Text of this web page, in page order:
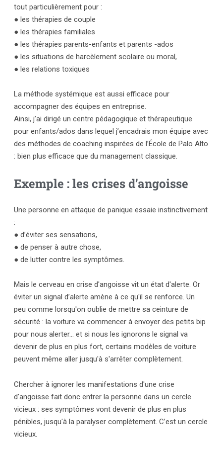
tout particulièrement pour :
● les thérapies de couple
● les thérapies familiales
● les thérapies parents-enfants et parents -ados
● les situations de harcèlement scolaire ou moral,
● les relations toxiques
La méthode systémique est aussi efficace pour
accompagner des équipes en entreprise.
Ainsi, j’ai dirigé un centre pédagogique et thérapeutique
pour enfants/ados dans lequel j’encadrais mon équipe avec
des méthodes de coaching inspirées de l’École de Palo Alto
: bien plus efficace que du management classique.
Exemple : les crises d’angoisse
Une personne en attaque de panique essaie instinctivement
:
● d’éviter ses sensations,
● de penser à autre chose,
● de lutter contre les symptômes.
Mais le cerveau en crise d'angoisse vit un état d'alerte. Or
éviter un signal d’alerte amène à ce qu'il se renforce. Un
peu comme lorsqu'on oublie de mettre sa ceinture de
sécurité : la voiture va commencer à envoyer des petits bip
pour nous alerter… et si nous les ignorons le signal va
devenir de plus en plus fort, certains modèles de voiture
peuvent même aller jusqu'à s'arrêter complètement.
Chercher à ignorer les manifestations d'une crise
d'angoisse fait donc entrer la personne dans un cercle
vicieux : ses symptômes vont devenir de plus en plus
pénibles, jusqu'à la paralyser complètement. C’est un cercle
vicieux.